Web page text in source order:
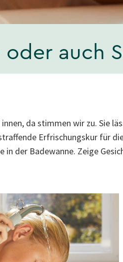
oder auch
da stimmen wir zu. Sie
Erfrischungskur für
in der Badewanne. Zeige